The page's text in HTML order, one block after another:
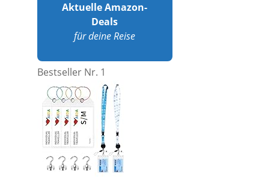
Aktuelle Amazon-
Deals
für deine Reise
Bestseller Nr. 1